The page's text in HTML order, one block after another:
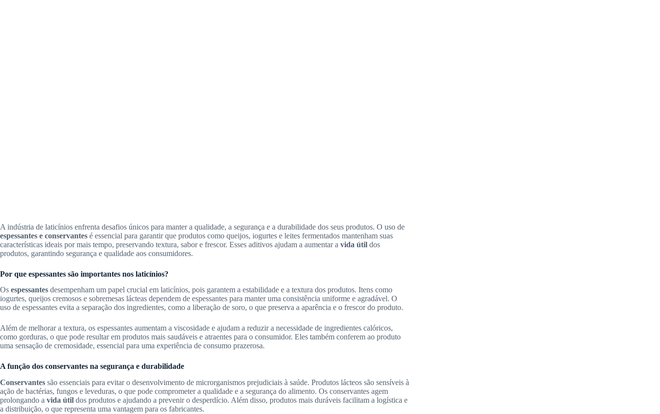
A indústria de laticínios enfrenta desafios únicos para manter a qualidade, a segurança e a durabilidade dos seus produtos. O uso de
espessantes e conservantes é essencial para garantir que produtos como queijos, iogurtes e leites fermentados mantenham suas
características ideais por mais tempo, preservando textura, sabor e frescor. Esses aditivos ajudam a aumentar a vida útil dos
produtos, garantindo segurança e qualidade aos consumidores.
Por que espessantes são importantes nos laticínios?
Os espessantes desempenham um papel crucial em laticínios, pois garantem a estabilidade e a textura dos produtos. Itens como
iogurtes, queijos cremosos e sobremesas lácteas dependem de espessantes para manter uma consistência uniforme e agradável. O
uso de espessantes evita a separação dos ingredientes, como a liberação de soro, o que preserva a aparência e o frescor do produto.
Além de melhorar a textura, os espessantes aumentam a viscosidade e ajudam a reduzir a necessidade de ingredientes calóricos,
como gorduras, o que pode resultar em produtos mais saudáveis e atraentes para o consumidor. Eles também conferem ao produto
uma sensação de cremosidade, essencial para uma experiência de consumo prazerosa.
A função dos conservantes na segurança e durabilidade
Conservantes são essenciais para evitar o desenvolvimento de microrganismos prejudiciais à saúde. Produtos lácteos são sensíveis à
ação de bactérias, fungos e leveduras, o que pode comprometer a qualidade e a segurança do alimento. Os conservantes agem
prolongando a vida útil dos produtos e ajudando a prevenir o desperdício. Além disso, produtos mais duráveis facilitam a logística e
a distribuição, o que representa uma vantagem para os fabricantes.